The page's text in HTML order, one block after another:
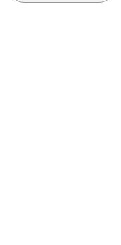
365/255/12 mm